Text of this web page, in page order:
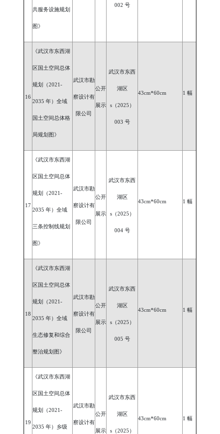
共服务设施规划
图》
002 号
16
《武汉市东西湖
区国土空间总体
规划（2021-
2035 年）全域
国土空间总体格
局规划图》
武汉市勘
察设计有
限公司
公开
展示
武汉市东西
湖区
s（2025）
003 号
43cm*60cm 1 幅
17
《武汉市东西湖
区国土空间总体
规划（2021-
2035 年）全域
三条控制线规划
图》
武汉市勘
察设计有
限公司
公开
展示
武汉市东西
湖区
s（2025）
004 号
43cm*60cm 1 幅
18
《武汉市东西湖
区国土空间总体
规划（2021-
2035 年）全域
生态修复和综合
整治规划图》
武汉市勘
察设计有
限公司
公开
展示
武汉市东西
湖区
s（2025）
005 号
43cm*60cm 1 幅
19
《武汉市东西湖
区国土空间总体
规划（2021-
2035 年）乡级
武汉市勘
察设计有
公开
展示
武汉市东西
湖区
s（2025）
43cm*60cm 1 幅